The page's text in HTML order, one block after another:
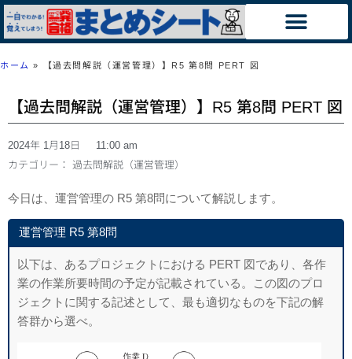
ホーム » 【過去問解説（運営管理）】R5 第8問 PERT 図
【過去問解説（運営管理）】R5 第8問 PERT 図
2024年 1月18日
11:00 am
カテゴリー： 過去問解説（運営管理）
今日は、運営管理の R5 第8問について解説します。
運営管理 R5 第8問
以下は、あるプロジェクトにおける PERT 図であり、各作
業の作業所要時間の予定が記載されている。この図のプロ
ジェクトに関する記述として、最も適切なものを下記の解
答群から選べ。